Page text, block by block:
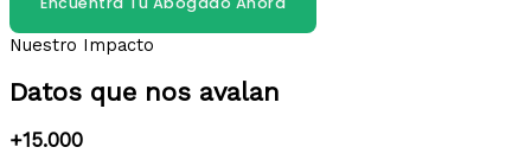
Nuestro Impacto
Datos que nos avalan
+15.000